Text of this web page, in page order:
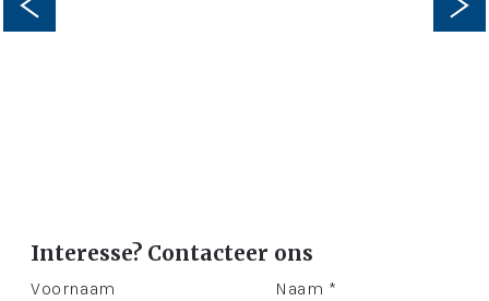
Interesse? Contacteer ons
Voornaam Naam *